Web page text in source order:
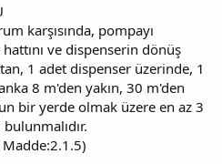
karşısında, pompayı
ve dispenserin dönüş
1 adet dispenser üzerinde, 1
8 m'den yakın, 30 m'den
bir yerde olmak üzere en az 3